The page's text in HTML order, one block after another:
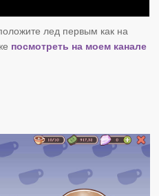
лед первым как на
посмотреть на моем канале